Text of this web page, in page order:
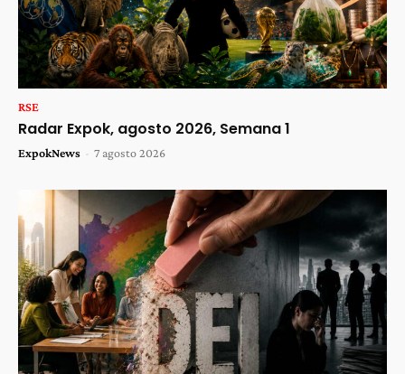
RSE
Radar Expok, agosto 2026, Semana 1
ExpokNews - 7 agosto 2026